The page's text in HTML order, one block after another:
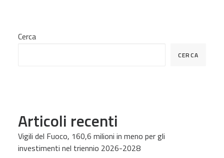
Cerca
CERCA
Articoli recenti
Vigili del Fuoco, 160,6 milioni in meno per gli
investimenti nel triennio 2026-2028